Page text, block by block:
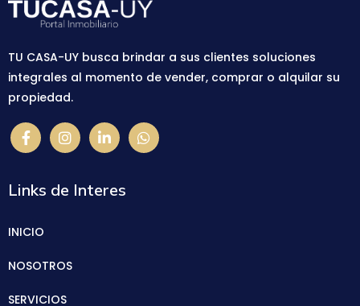
TU CASA-UY busca brindar a sus clientes soluciones
integrales al momento de vender, comprar o alquilar su
propiedad.
Links de Interes
INICIO
NOSOTROS
SERVICIOS